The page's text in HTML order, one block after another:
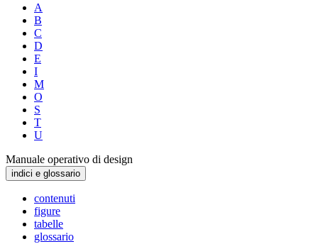
A
B
C
D
E
I
M
O
S
T
U
Manuale operativo di design
indici e glossario
contenuti
figure
tabelle
glossario